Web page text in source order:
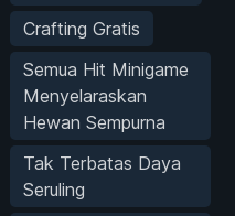
Crafting Gratis
Semua Hit Minigame
Menyelaraskan
Hewan Sempurna
Tak Terbatas Daya
Seruling